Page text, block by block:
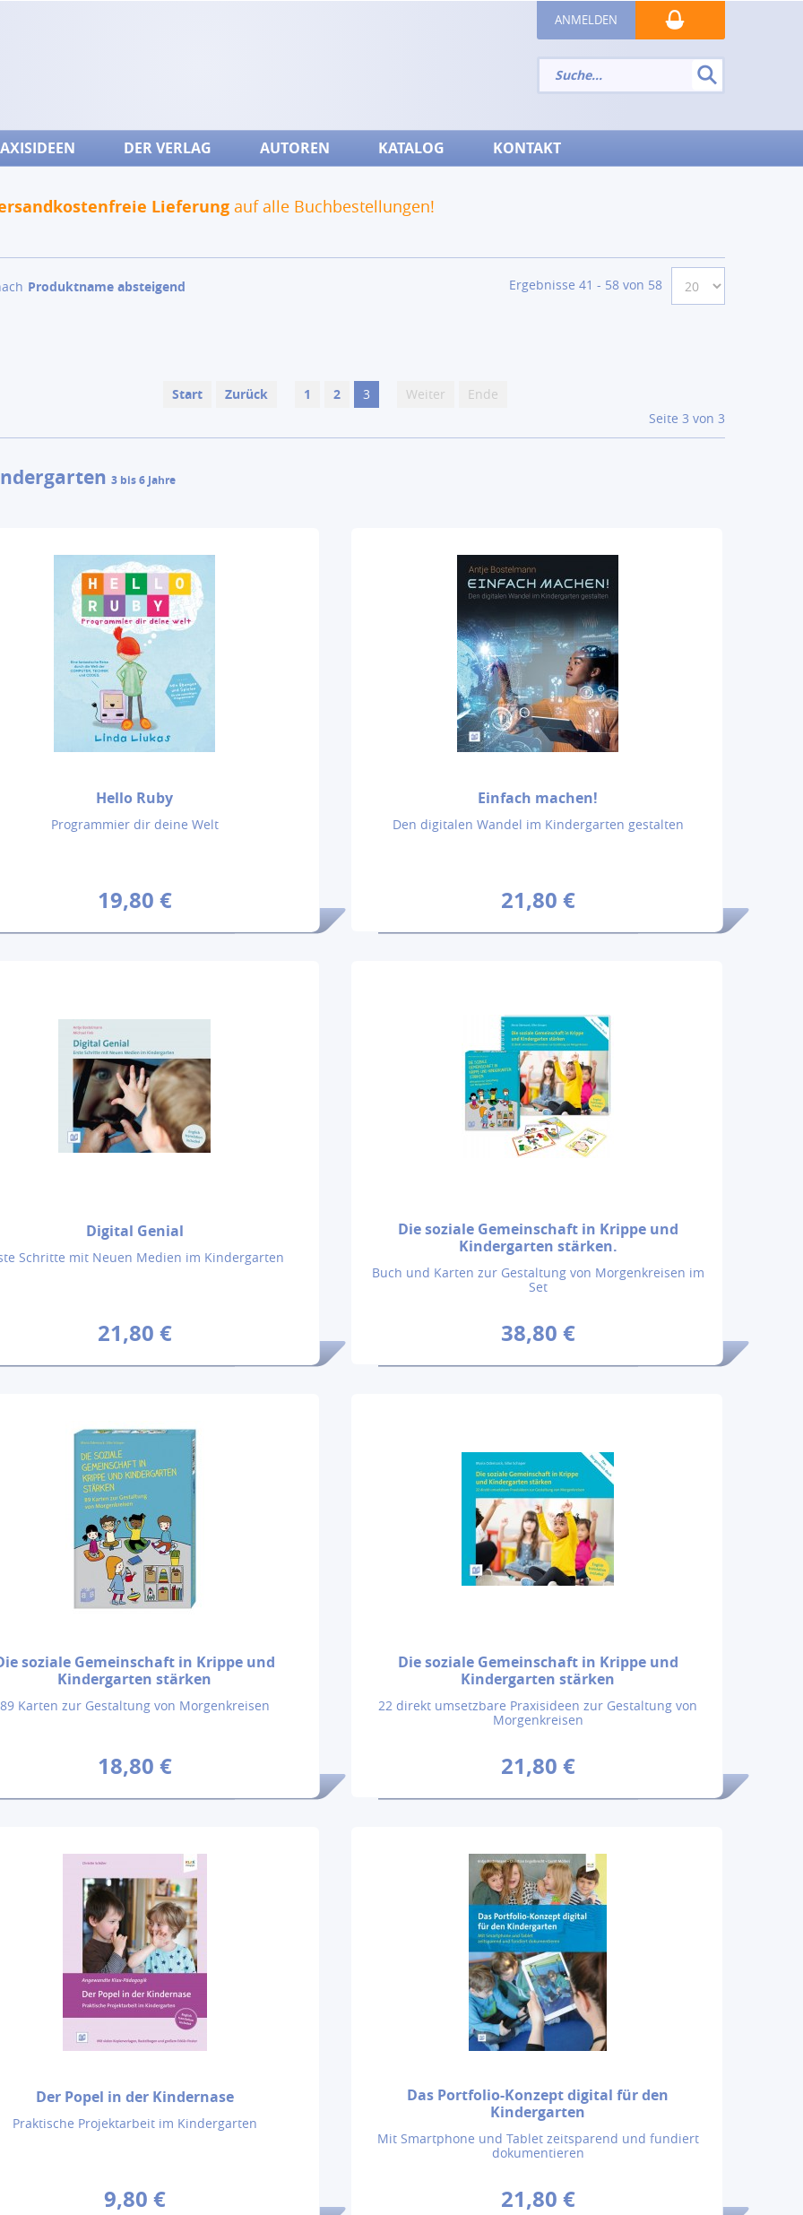
ANMELDEN
DER VERLAG AUTOREN KATALOG KONTAKT
Lieferung auf alle Buchbestellungen!
Produktname absteigend Ergebnisse 41 - 58 von 58
Start Zurück 1 2 3 Weiter
Ende
Seite 3 von 3
3 bis 6 Jahre
Hello Ruby
Programmier dir deine Welt
19,80 €
Einfach machen!
Den digitalen Wandel im Kindergarten gestalten
21,80 €
Digital Genial
Schritte mit Neuen Medien im Kindergarten
21,80 €
Die soziale Gemeinschaft in Krippe und
Kindergarten stärken.
Buch und Karten zur Gestaltung von Morgenkreisen im
Set
38,80 €
soziale Gemeinschaft in Krippe und
Kindergarten stärken
89 Karten zur Gestaltung von Morgenkreisen
18,80 €
Die soziale Gemeinschaft in Krippe und
Kindergarten stärken
22 direkt umsetzbare Praxisideen zur Gestaltung von
Morgenkreisen
21,80 €
Der Popel in der Kindernase
Praktische Projektarbeit im Kindergarten
9,80 €
Das Portfolio-Konzept digital für den
Kindergarten
Mit Smartphone und Tablet zeitsparend und fundiert
dokumentieren
21,80 €